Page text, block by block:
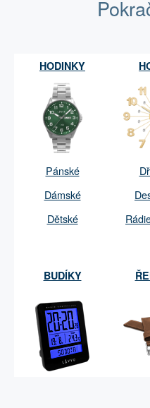
HODINKY
Pánské
Dámské
Dětské
BUDÍKY